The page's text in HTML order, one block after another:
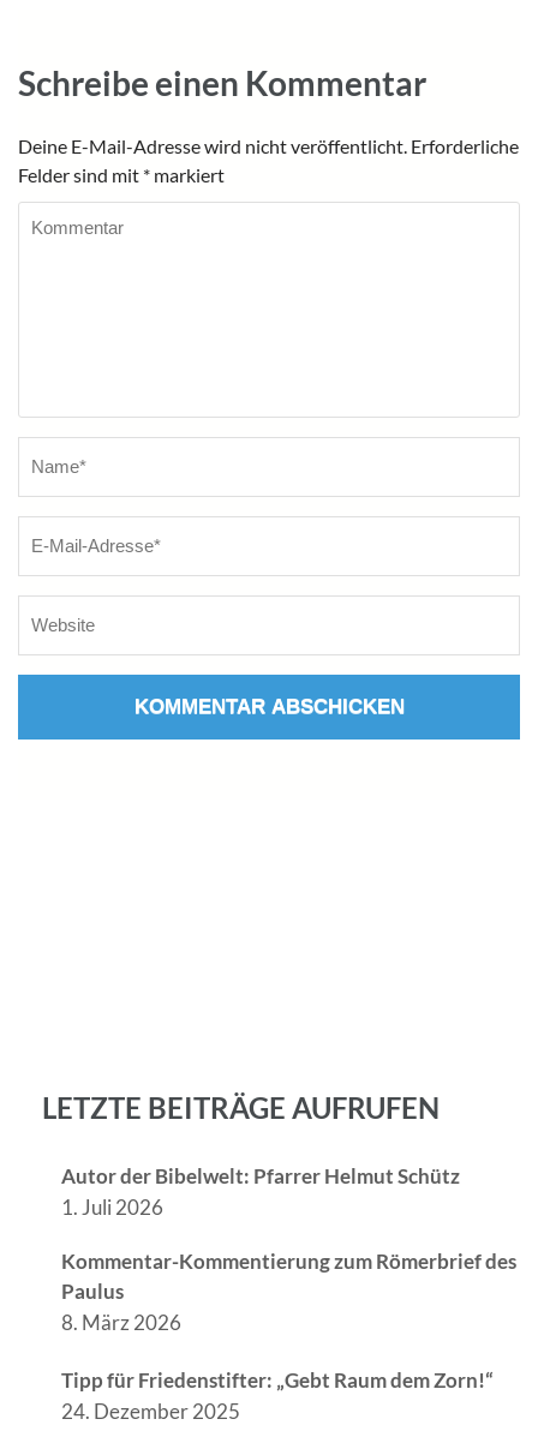
Schreibe einen Kommentar
Deine E-Mail-Adresse wird nicht veröffentlicht. Erforderliche
Felder sind mit * markiert
LETZTE BEITRÄGE AUFRUFEN
Autor der Bibelwelt: Pfarrer Helmut Schütz
1. Juli 2026
Kommentar-Kommentierung zum Römerbrief des
Paulus
8. März 2026
Tipp für Friedenstifter: „Gebt Raum dem Zorn!“
24. Dezember 2025